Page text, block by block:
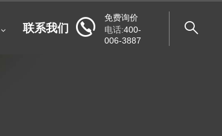
联系我们
免费询价
电话:400-
006-3887